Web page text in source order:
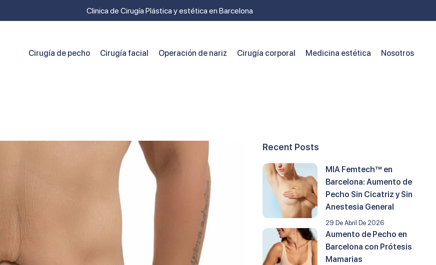
Clinica de Cirugía Plástica y estética en Barcelona
Cirugía de pecho Cirugía facial Operación de nariz Cirugía corporal Medicina estética Nosotros
Recent Posts
MIA Femtech™ en
Barcelona: Aumento de
Pecho Sin Cicatriz y Sin
Anestesia General
29 De Abril De 2026
Aumento de Pecho en
Barcelona con Prótesis
Mamarias